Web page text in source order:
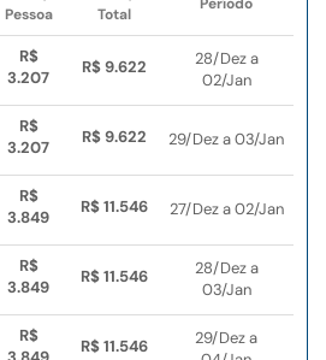
Pessoa
Total
Período
R$
3.207
R$ 9.622
28/Dez a
02/Jan
R$
3.207
R$ 9.622 29/Dez a 03/Jan
R$
3.849
R$ 11.546 27/Dez a 02/Jan
R$
3.849
R$ 11.546
28/Dez a
03/Jan
R$
R$ 11.546
29/Dez a